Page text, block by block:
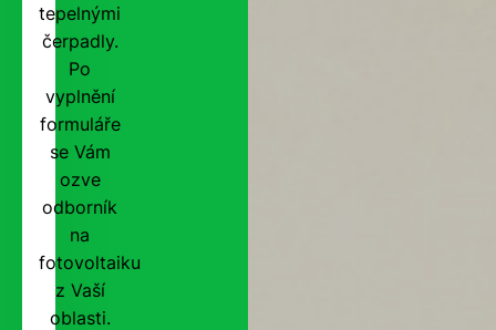
tepelnými
čerpadly.
Po
vyplnění
formuláře
se Vám
ozve
odborník
na
fotovoltaiku
z Vaší
oblasti.